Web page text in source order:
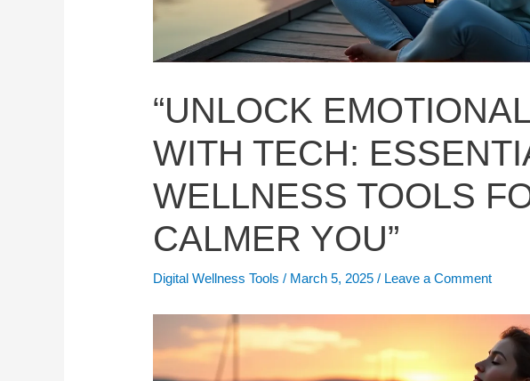
“UNLOCK
WITH TECH:
WELLNESS TOOLS
CALMER YOU”
Digital Wellness Tools / March 5, 2025/ Leave a Comment